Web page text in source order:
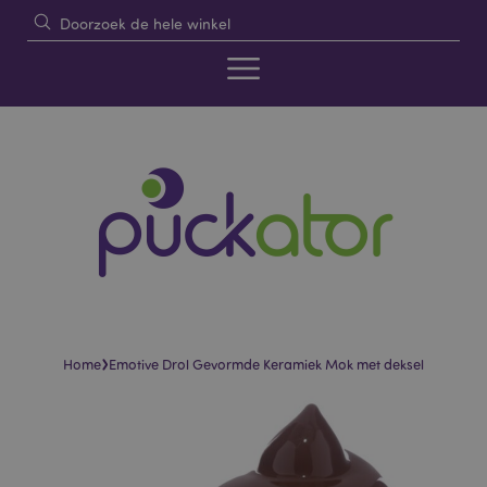
Home›Emotive Drol Gevormde Keramiek Mok met deksel